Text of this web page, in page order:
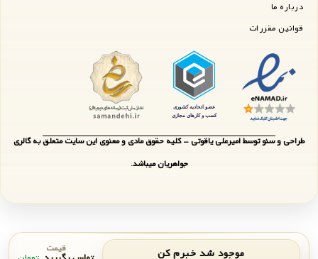
موجود شد خبرم کن قیمت
درباره ما
قوانین مقررات
طراحی و سئو توسط امیرعلی یاقوتی - کلیه حقوق مادی و معنوی این سایت متعلق به گالری
جواهریان میباشد.